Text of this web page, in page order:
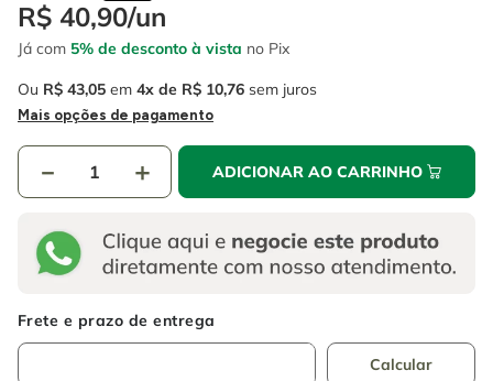
R$ 40,90/un
Já com 5% de desconto à vista no Pix
Ou R$ 43,05 em 4 R$ 10,76 sem juros
Mais opções de pagamento
＋
－ ADICIONAR AO CARRINHO
6 fio
7º serra copo
8º chave impacto
disco corte
º escada
º serra circular
º fio
chave impacto
disco corte